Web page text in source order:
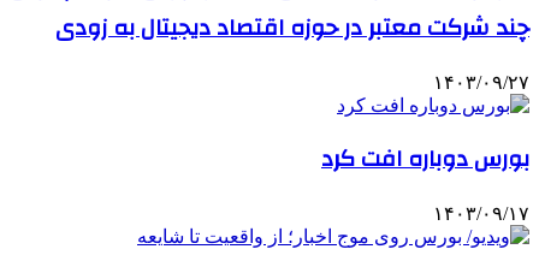
چند شرکت معتبر در حوزه اقتصاد دیجیتال به زودی
۱۴۰۳/۰۹/۲۷
بورس دوباره افت کرد
۱۴۰۳/۰۹/۱۷